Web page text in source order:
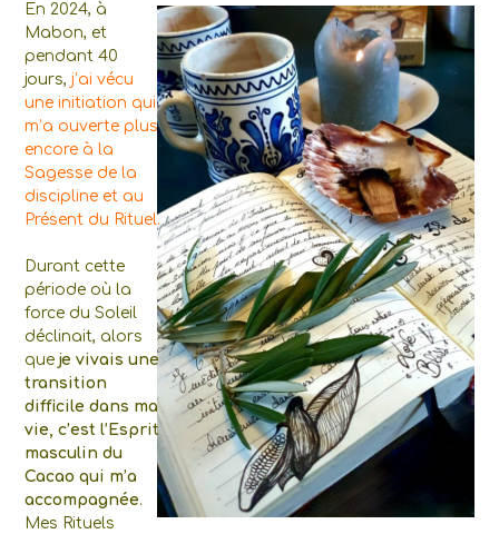
En 2024, à
Mabon, et
pendant 40
jours, j’ai vécu
une initiation qui
m’a ouverte plus
encore à la
Sagesse de la
discipline et au
Présent du Rituel.
Durant cette
période où la
force du Soleil
déclinait, alors
que je vivais une
transition
difficile dans ma
vie, c’est l’Esprit
masculin du
Cacao qui m’a
accompagnée.
Mes Rituels